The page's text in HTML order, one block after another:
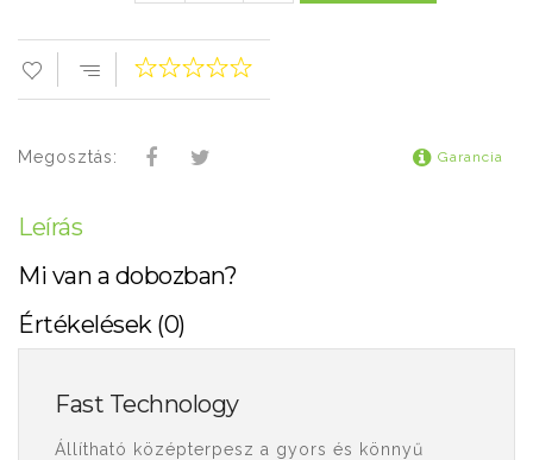
Megosztás: Garancia
Leírás
Mi van a dobozban?
Értékelések (0)
Fast Technology
Állítható középterpesz a gyors és könnyű